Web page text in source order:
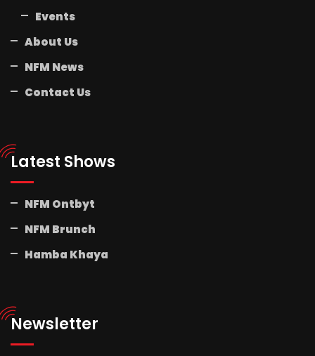
Events
About Us
NFM News
Contact Us
Latest Shows
NFM Ontbyt
NFM Brunch
Hamba Khaya
Newsletter